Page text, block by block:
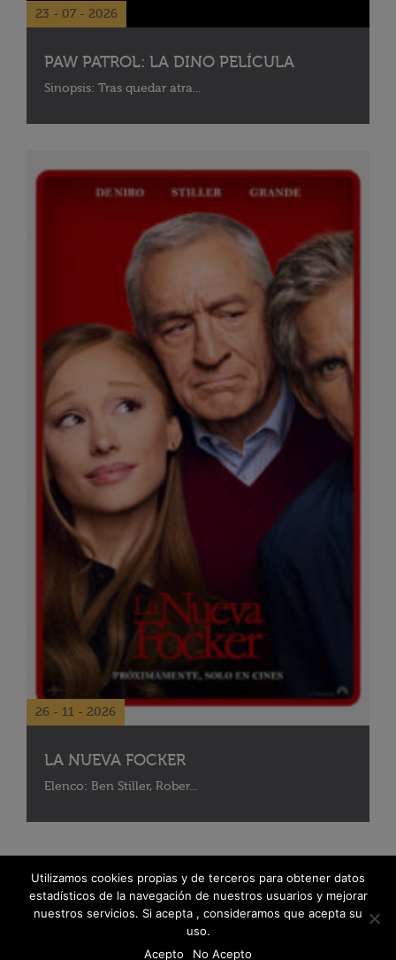
23 - 07 - 2026
PAW PATROL: LA DINO PELÍCULA
Sinopsis: Tras quedar atra...
26 - 11 - 2026
LA NUEVA FOCKER
Elenco: Ben Stiller, Rober...
Utilizamos cookies propias y de terceros para obtener datos
estadísticos de la navegación de nuestros usuarios y mejorar
nuestros servicios. Si acepta , consideramos que acepta su
uso.
Acepto
No Acepto